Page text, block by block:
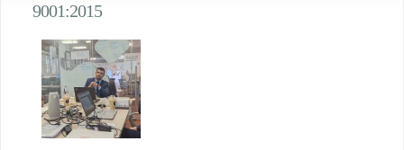
9001:2015